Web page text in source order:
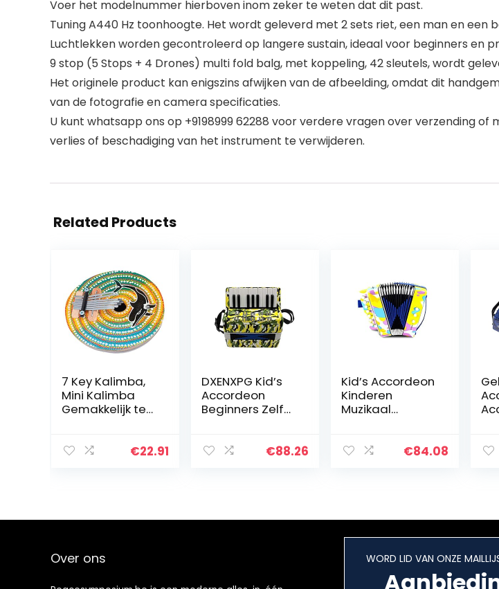
Voer het modelnummer hierboven inom zeker te weten dat dit past.
Tuning A440 Hz toonhoogte. Het wordt geleverd met 2 sets riet, een man en een
Luchtlekken worden gecontroleerd op langere sustain, ideaal voor beginners en
9 stop (5 Stops + 4 Drones) multi fold balg, met koppeling, 42 sleutels, wordt
Het originele product kan enigszins afwijken van de afbeelding, omdat dit
van de fotografie en camera specificaties.
U kunt whatsapp ons op +9198999 62288 voor verdere vragen over verzending
verlies of beschadiging van het instrument te verwijderen.
Related Products
7 Key Kalimba,
Mini Kalimba
Gemakkelijk te
Verstelbare €22.91
DXENXPG Kid’s
Accordeon
Beginners Zelf
Muziekinstrumen
€88.26
Kid’s Accordeon
Kinderen
Muzikaal
Percussie
Ontwikkeling…
€84.08
Over ons WORD LID VAN ONZE